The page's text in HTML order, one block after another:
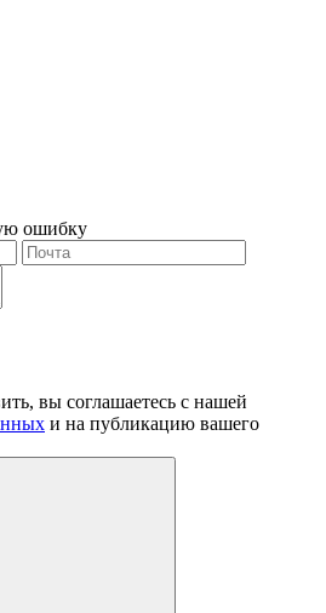
ошибку
вы соглашаетесь с нашей
и на публикацию вашего